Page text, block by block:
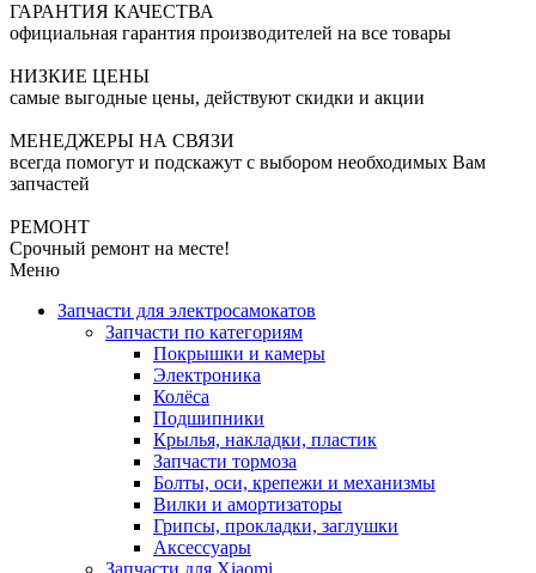
ГАРАНТИЯ КАЧЕСТВА
официальная гарантия производителей на все товары
НИЗКИЕ ЦЕНЫ
самые выгодные цены, действуют скидки и акции
МЕНЕДЖЕРЫ НА СВЯЗИ
всегда помогут и подскажут с выбором необходимых Вам
запчастей
РЕМОНТ
Срочный ремонт на месте!
Меню
Запчасти для электросамокатов
Запчасти по категориям
Покрышки и камеры
Электроника
Колёса
Подшипники
Крылья, накладки, пластик
Запчасти тормоза
Болты, оси, крепежи и механизмы
Вилки и амортизаторы
Грипсы, прокладки, заглушки
Аксессуары
Запчасти для Xiaomi